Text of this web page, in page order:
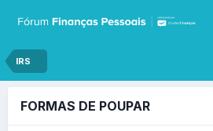
IRS
FORMAS DE POUPAR